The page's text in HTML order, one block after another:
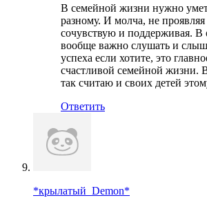
В семейной жизни нужно
разному. И молча, не
сочувствую и поддерживая.
вообще важно слушать и
успеха если хотите, это
счастливой семейной жизни.
так считаю и своих детей
Ответить
*крылатый_Dеmon*